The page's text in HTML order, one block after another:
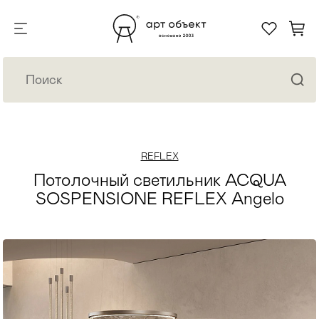
REFLEX
Потолочный светильник ACQUA
SOSPENSIONE REFLEX Angelo